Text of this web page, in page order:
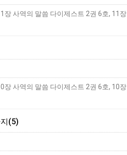
사역의 말씀 다이제스트 2권 6호, 11장
사역의 말씀 다이제스트 2권 6호, 10장
(5)